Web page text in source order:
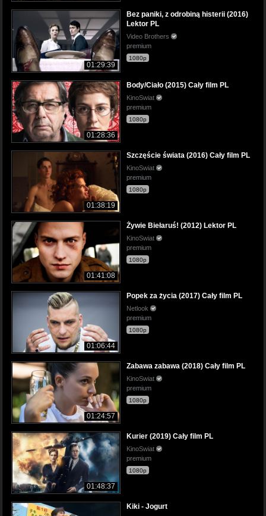
01:29:39
Bez paniki, z odrobiną histerii (2016)
Lektor PL
Video Brothers
premium
1080p
01:28:36
Body/Ciało (2015) Cały film PL
KinoSwiat
premium
1080p
01:38:19
Szczęście świata (2016) Cały film PL
KinoSwiat
premium
1080p
01:41:08
Żywie Biełaruś! (2012) Lektor PL
KinoSwiat
premium
1080p
01:06:44
Popek za życia (2017) Cały film PL
Netlook
premium
1080p
01:24:57
Zabawa zabawa (2018) Cały film PL
KinoSwiat
premium
1080p
01:48:37
Kurier (2019) Cały film PL
KinoSwiat
premium
1080p
Kiki - Jogurt